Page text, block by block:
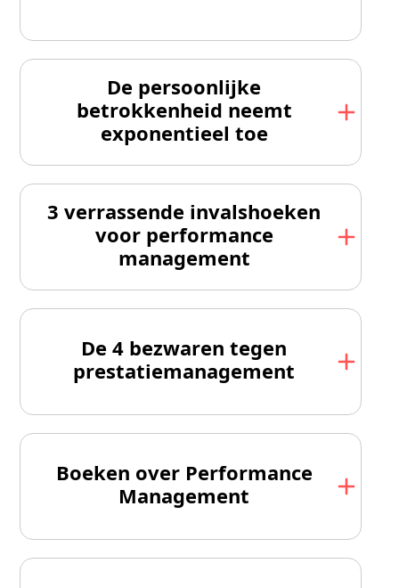
De persoonlijke
betrokkenheid neemt
exponentieel toe
3 verrassende invalshoeken
voor performance
management
De 4 bezwaren tegen
prestatie­management
Boeken over Performance
Management